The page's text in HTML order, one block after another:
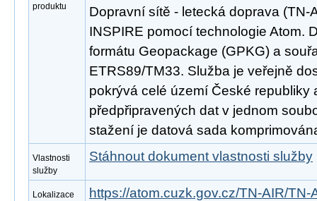
produktu
Dopravní sítě - letecká doprava (TN-
INSPIRE pomocí technologie Atom.
formátu Geopackage (GPKG) a
ETRS89/TM33. Služba je veřejně
pokrývá celé území České republiky
předpřipravených dat v jednom
stažení je datová sada
Vlastnosti
služby
Stáhnout dokument vlastnosti služby
Lokalizace
https://atom.cuzk.gov.cz/TN-AIR/TN-